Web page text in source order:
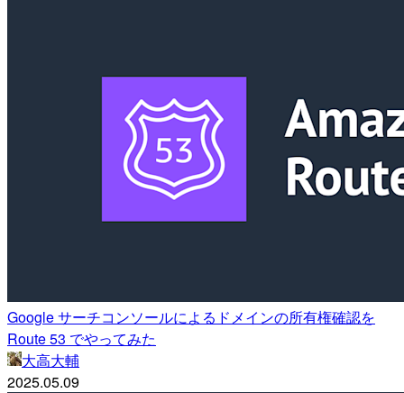
Google サーチコンソールによるドメインの所有権確認を
Route 53 でやってみた
大高大輔
2025.05.09